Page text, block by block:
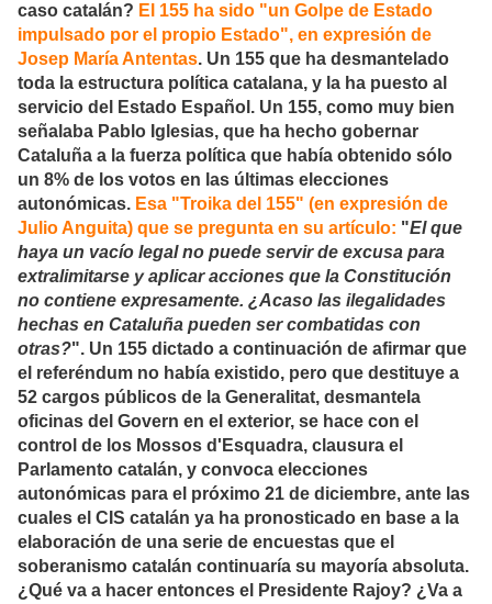
caso catalán? El 155 ha sido "un Golpe de Estado
impulsado por el propio Estado", en expresión de
Josep María Antentas. Un 155 que ha desmantelado
toda la estructura política catalana, y la ha puesto al
servicio del Estado Español. Un 155, como muy bien
señalaba Pablo Iglesias, que ha hecho gobernar
Cataluña a la fuerza política que había obtenido sólo
un 8% de los votos en las últimas elecciones
autonómicas. Esa "Troika del 155" (en expresión de
Julio Anguita) que se pregunta en su artículo: "El que
haya un vacío legal no puede servir de excusa para
extralimitarse y aplicar acciones que la Constitución
no contiene expresamente. ¿Acaso las ilegalidades
hechas en Cataluña pueden ser combatidas con
otras?". Un 155 dictado a continuación de afirmar que
el referéndum no había existido, pero que destituye a
52 cargos públicos de la Generalitat, desmantela
oficinas del Govern en el exterior, se hace con el
control de los Mossos d'Esquadra, clausura el
Parlamento catalán, y convoca elecciones
autonómicas para el próximo 21 de diciembre, ante las
cuales el CIS catalán ya ha pronosticado en base a la
elaboración de una serie de encuestas que el
soberanismo catalán continuaría su mayoría absoluta.
¿Qué va a hacer entonces el Presidente Rajoy? ¿Va a